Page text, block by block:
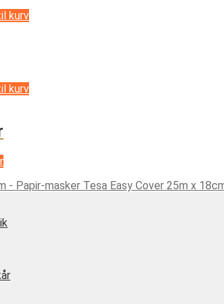
kurv
kurv
Dette
har
Mulighederne
varesiden
Tesa Easy Cover 25m x